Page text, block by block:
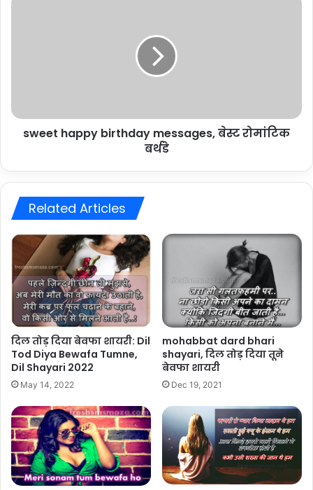
sweet happy birthday messages, बेस्ट रोमांटिक
बर्थडे
Related Articles
दिल तोड़ दिया बेवफा शायरी: Dil
Tod Diya Bewafa Tumne,
Dil Shayari 2022
May 14, 2022
mohabbat dard bhari
shayari, दिल तोड़ दिया तूने
बेवफा शायरी
Dec 19, 2021